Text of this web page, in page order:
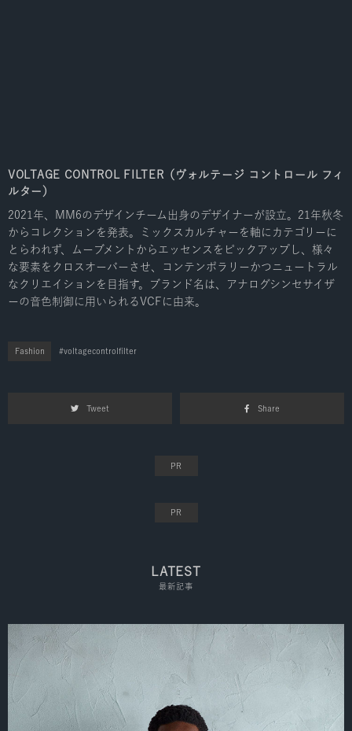
VOLTAGE CONTROL FILTER（ヴォルテージ コントロール フィ
ルター）
2021年、MM6のデザインチーム出身のデザイナーが設立。21年秋冬
からコレクションを発表。ミックスカルチャーを軸にカテゴリーに
とらわれず、ムーブメントからエッセンスをピックアップし、様々
な要素をクロスオーバーさせ、コンテンポラリーかつニュートラル
なクリエイションを目指す。ブランド名は、アナログシンセサイザ
ーの音色制御に用いられるVCFに由来。
Fashion voltagecontrolfilter
Tweet Share
LATEST
最新記事